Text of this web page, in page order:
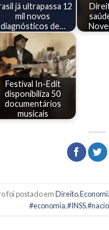
já ultrapassa 12
mil novos
diagnósticos de…
Festival In-Edit
disponibiliza 50
documentários
musicais
foi postado emDireito,
#economia,#INSS,